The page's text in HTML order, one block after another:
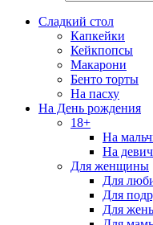
Сладкий стол
Капкейки
Кейкпопсы
Макарони
Бенто торты
На пасху
На День рождения
18+
На
На
Для женщины
Для
Для
Для